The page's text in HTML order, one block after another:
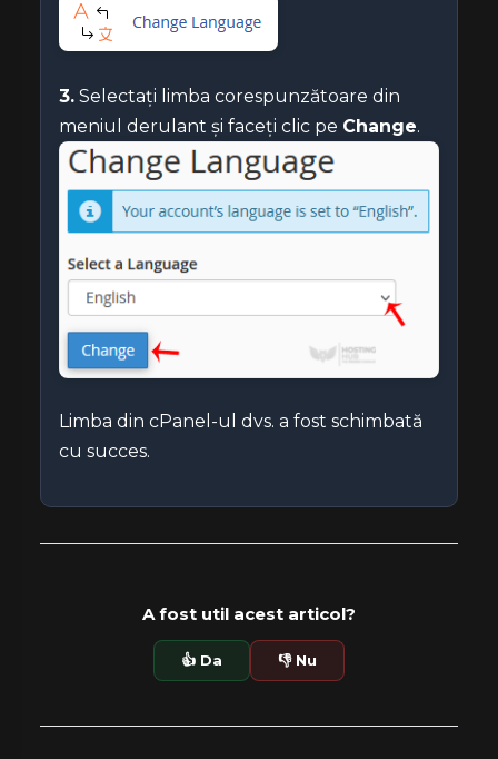
3. Selectați limba corespunzătoare din
meniul derulant și faceți clic pe Change.
Limba din cPanel-ul dvs. a fost schimbată
cu succes.
A fost util acest articol?
👍 Da 👎 Nu